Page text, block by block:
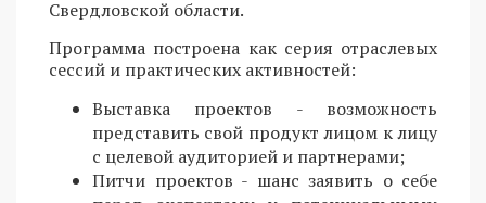
Свердловской области.
Программа построена как серия отраслевых
сессий и практических активностей:
Выставка проектов - возможность
представить свой продукт лицом к лицу
с целевой аудиторией и партнерами;
Питчи проектов - шанс заявить о себе